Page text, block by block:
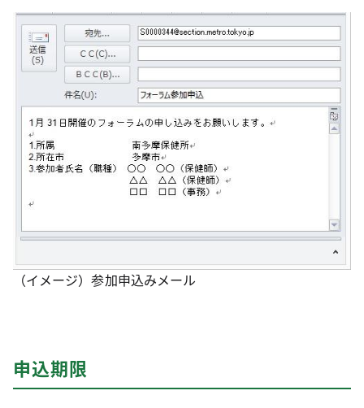
（イメージ）参加申込みメール
申込期限